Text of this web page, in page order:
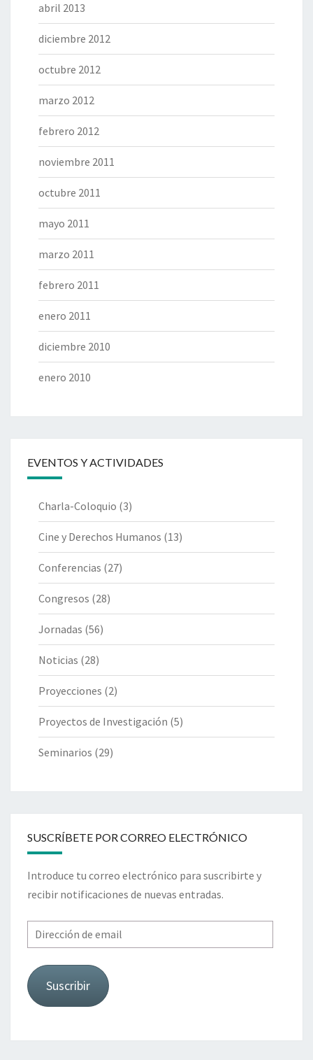
abril 2013
diciembre 2012
octubre 2012
marzo 2012
febrero 2012
noviembre 2011
octubre 2011
mayo 2011
marzo 2011
febrero 2011
enero 2011
diciembre 2010
enero 2010
EVENTOS Y ACTIVIDADES
Charla-Coloquio (3)
Cine y Derechos Humanos (13)
Conferencias (27)
Congresos (28)
Jornadas (56)
Noticias (28)
Proyecciones (2)
Proyectos de Investigación (5)
Seminarios (29)
SUSCRÍBETE POR CORREO ELECTRÓNICO
Introduce tu correo electrónico para suscribirte y
recibir notificaciones de nuevas entradas.
Dirección
de
email
Suscribir